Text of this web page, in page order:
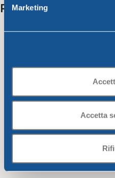
Marketing
Accetta
Related products